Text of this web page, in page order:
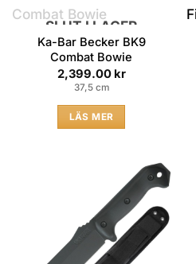
SLUT I LAGER
Ka-Bar Becker BK9
Combat Bowie
2,399.00 kr
37,5 cm
LÄS MER